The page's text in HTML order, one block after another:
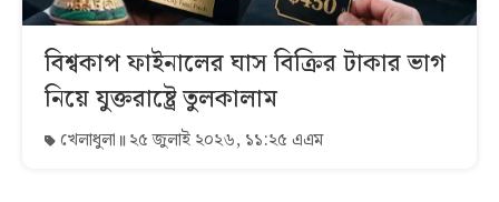
বিশ্বকাপ ফাইনালের ঘাস বিক্রির টাকার ভাগ
নিয়ে যুক্তরাষ্ট্রে তুলকালাম
খেলাধুলা ২৫ জুলাই ২০২৬, ১১:২৫ এএম